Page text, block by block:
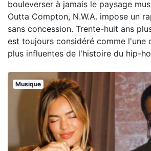
bouleverser à jamais le paysage
Outta Compton, N.W.A. impose un
sans concession. Trente-huit ans
est toujours considéré comme l'une
plus influentes de l'histoire du hip-
Musique